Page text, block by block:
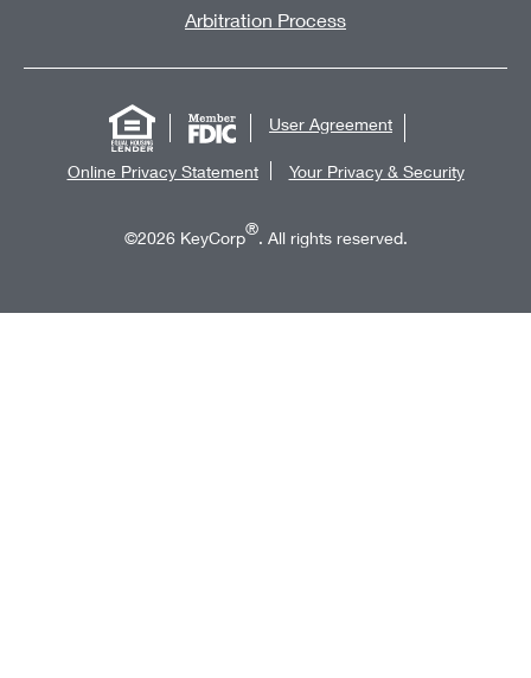
Arbitration Process
User Agreement
Online Privacy Statement Your Privacy & Security
©2026 KeyCorp®. All rights reserved.